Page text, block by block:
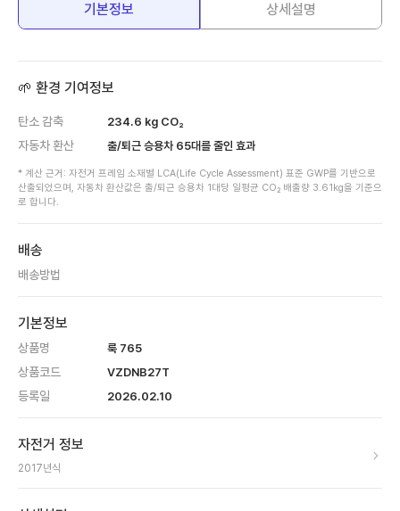
기본정보 상세설명
🌱 환경 기여정보
탄소 감축 234.6 kg CO₂
자동차 환산 출/퇴근 승용차 65대를 줄인 효과
* 계산 근거: 자전거 프레임 소재별 LCA(Life Cycle Assessment) 표준 GWP를 기반으로
산출되었으며, 자동차 환산값은 출/퇴근 승용차 1대당 일평균 CO₂ 배출량 3.61kg을 기준으
로 합니다.
배송
배송방법
기본정보
상품명 룩 765
상품코드 VZDNB27T
등록일 2026.02.10
자전거 정보
2017년식